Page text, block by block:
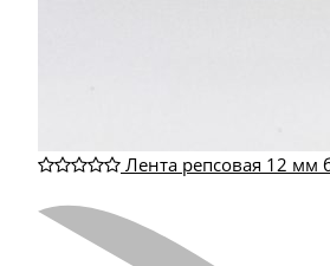
Лента репсовая 12 мм